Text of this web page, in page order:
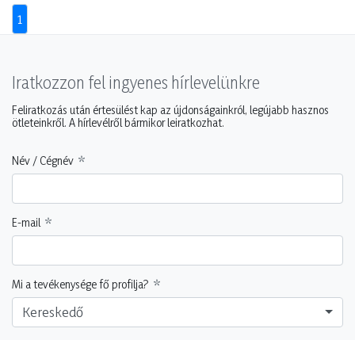
1
Iratkozzon fel ingyenes hírlevelünkre
Feliratkozás után értesülést kap az újdonságainkról, legújabb hasznos
ötleteinkről. A hírlevélről bármikor leiratkozhat.
Név / Cégnév
E-mail
Mi a tevékenysége fő profilja?
Kereskedő